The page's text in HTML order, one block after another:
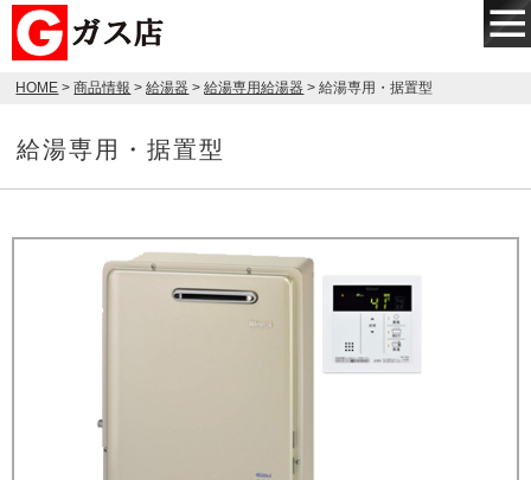
HOME >商品情報 >給湯器 >給湯専用給湯器 > 給湯専用・据置型
給湯専用・据置型